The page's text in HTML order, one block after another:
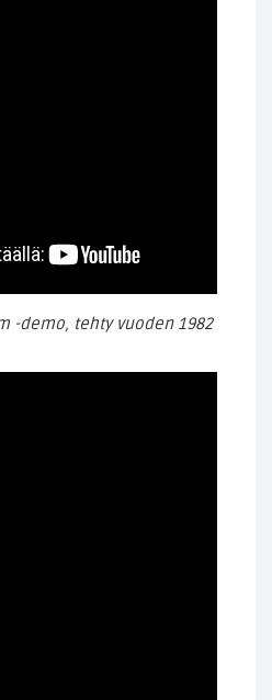
-demo, tehty vuoden 1982